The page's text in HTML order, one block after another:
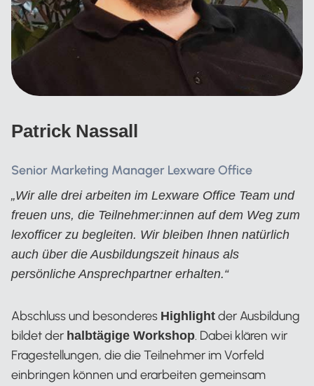
Patrick Nassall
Senior Marketing Manager Lexware Office
„Wir alle drei arbeiten im Lexware Office Team und
freuen uns, die Teilnehmer:innen auf dem Weg zum
lexofficer zu begleiten. Wir bleiben Ihnen natürlich
auch über die Ausbildungszeit hinaus als
persönliche Ansprechpartner erhalten.“
Abschluss und besonderes Highlight der Ausbildung
bildet der halbtägige Workshop. Dabei klären wir
Fragestellungen, die die Teilnehmer im Vorfeld
einbringen können und erarbeiten gemeinsam